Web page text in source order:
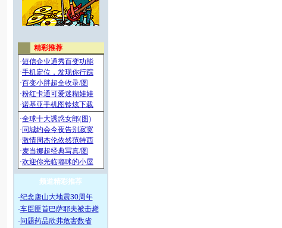
频道精彩推荐
·纪念唐山大地震30周年
·车臣匪首巴萨耶夫被击毙
·问题药品欣弗危害数省